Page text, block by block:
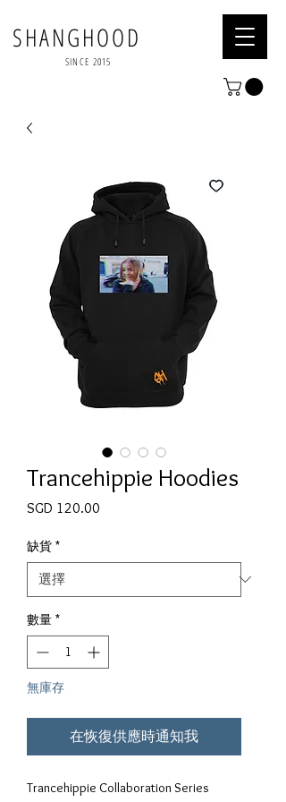
SHANGHOOD
SINCE 2015
Trancehippie Hoodies
SGD 120.00
缺貨 *
數量 *
無庫存
在恢復供應時通知我
Trancehippie Collaboration Series